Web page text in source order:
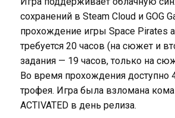
сохранений в Steam Cloud и GOG
прохождение игры Space Pirates
требуется 20 часов (на сюжет и
задания — 19 часов, только на
Во время прохождения доступно
трофея. Игра была взломана
ACTIVATED в день релиза.